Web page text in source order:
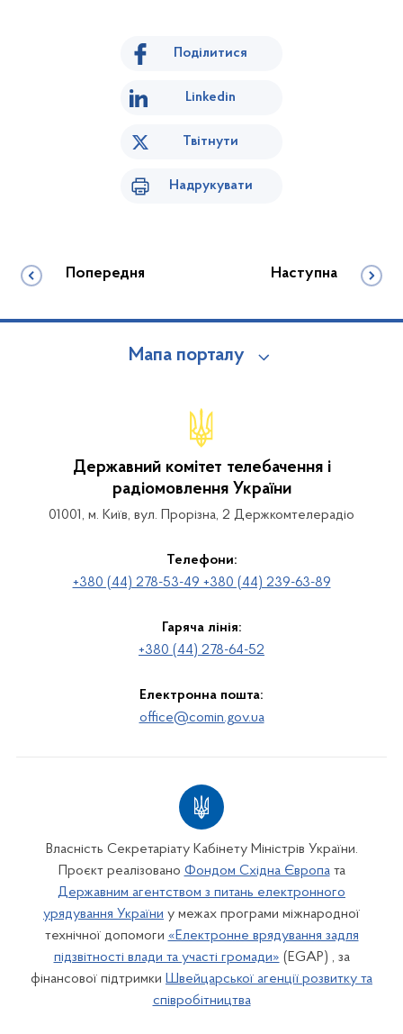
Поділитися
Linkedin
Твітнути
Надрукувати
Попередня Наступна
Мапа порталу
Державний комітет телебачення і
радіомовлення України
01001, м. Київ, вул. Прорізна, 2 Держкомтелерадіо
Телефони:
+380 (44) 278-53-49 +380 (44) 239-63-89
Гаряча лінія:
+380 (44) 278-64-52
Електронна пошта:
office@comin.gov.ua
Власність Секретаріату Кабінету Міністрів України.
Проєкт реалізовано Фондом Східна Європата
Державним агентством з питань електронного
урядування України у межах програми міжнародної
технічної допомоги «Електронне врядування задля
підзвітності влади та участі громади» (EGAP) , за
фінансової підтримки Швейцарської агенції розвитку та
співробітництва